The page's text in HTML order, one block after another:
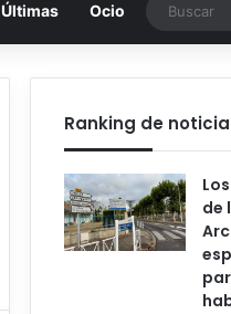
Últimas Ocio
Ranking de
de